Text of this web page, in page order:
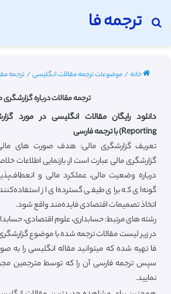
ترجمه فا
جستجو برای
خانه/موضوعات ترجمه مقالات انگلیسی/ترجمه
ترجمه مقالات درباره گزارشگری
Reporting) با ترجمه فارسی
تعریف گزارشگری مالی: هدف صورت‌ های
گزارشگری مالی عبارت است از، بازنمایی
درباره وضعیت مالی، عملکرد مالی و
گونه‌ای که برای طیفی گسترده‌ای از
اتخاذ تصمیمات اقتصادی فایده‌مند واقع شود.
رشته های مرتبط: حسابداری، علوم اقتصادی،
در زیر لیست مقالات ترجمه شده با موضوع
فا تهیه شده که میتوانید مقاله انگلیسی را به
سپس ترجمه فارسی آن را که توسط مترجمین
نمایید.